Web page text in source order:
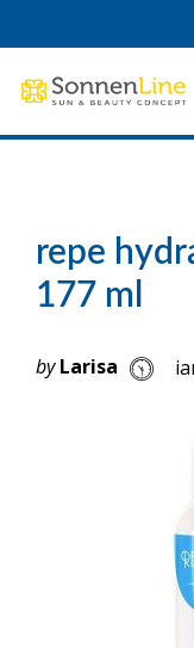
repe
177 ml
by Larisa